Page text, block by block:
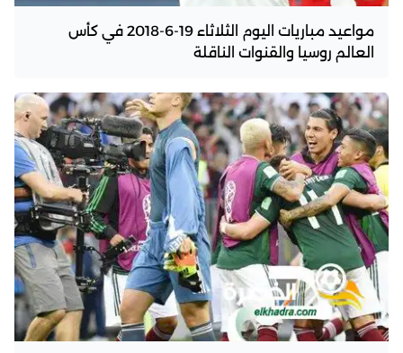
مواعيد مباريات اليوم الثلاثاء 19-6-2018 في كأس
العالم روسيا والقنوات الناقلة